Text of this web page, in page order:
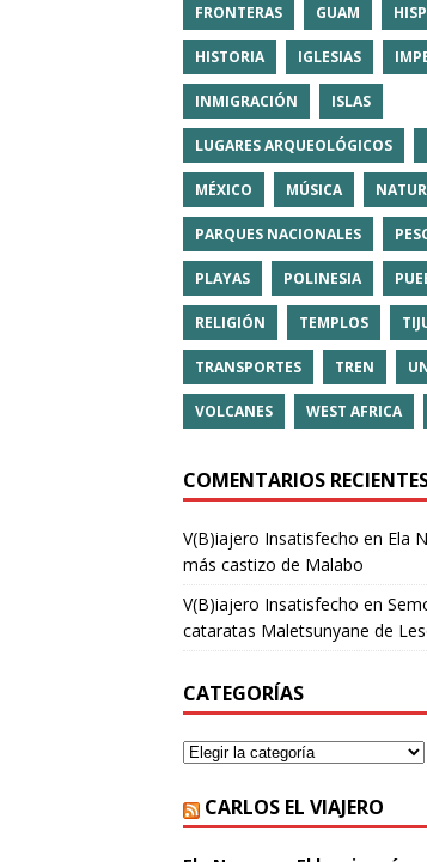
FRONTERAS GUAM
HISTORIA IGLESIAS
INMIGRACIÓN ISLAS
LUGARES ARQUEOLÓGICOS
MÉXICO MÚSICA
PARQUES NACIONALES
PLAYAS POLINESIA
RELIGIÓN TEMPLOS
TRANSPORTES TREN
VOLCANES WEST AFRICA
COMENTARIOS
V(B)iajero Insatisfecho en Ela
más castizo de Malabo
V(B)iajero Insatisfecho en
cataratas Maletsunyane de
CATEGORÍAS
CARLOS EL VIAJERO